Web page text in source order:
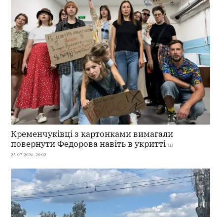
Кременчуківці з картонками вимагали
повернути Федорова навіть в укритті (1)
25-07-2026, 20:02